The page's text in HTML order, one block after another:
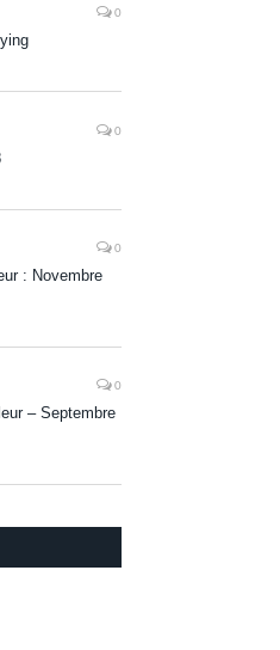
0
0
0
: Novembre
0
– Septembre